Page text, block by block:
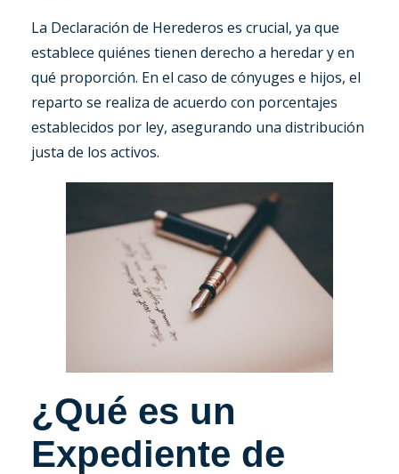
La Declaración de Herederos es crucial, ya que
establece quiénes tienen derecho a heredar y en
qué proporción. En el caso de cónyuges e hijos, el
reparto se realiza de acuerdo con porcentajes
establecidos por ley, asegurando una distribución
justa de los activos.
¿Qué es un
Expediente de